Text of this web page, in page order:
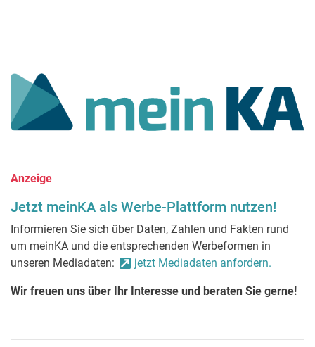
Anzeige
Jetzt meinKA als Werbe-Plattform nutzen!
Informieren Sie sich über Daten, Zahlen und Fakten rund
um meinKA und die entsprechenden Werbeformen in
unseren Mediadaten:
jetzt Mediadaten anfordern.
Wir freuen uns über Ihr Interesse und beraten Sie gerne!